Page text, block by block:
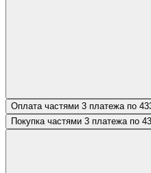
Оплата частями 3 платежа по
Покупка частями 3 платежа по